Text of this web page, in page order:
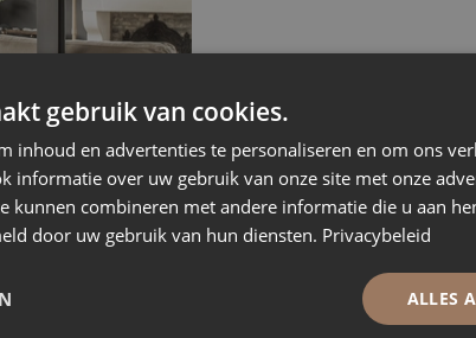
gebruik van cookies.
inhoud en advertenties te personaliseren en om ons
informatie over uw gebruik van onze site met onze
kunnen combineren met andere informatie die u aan
door uw gebruik van hun diensten. Privacybeleid
ALLES